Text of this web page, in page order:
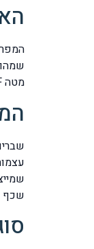
מטה P.F ובנוסף לכך קיימת תנועת החלקה קטנטנה שחיונית מאד להשגת תנועה הרמונית בין שלושת העצמות.
שכף